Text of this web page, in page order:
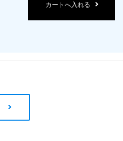
カートへ入れる